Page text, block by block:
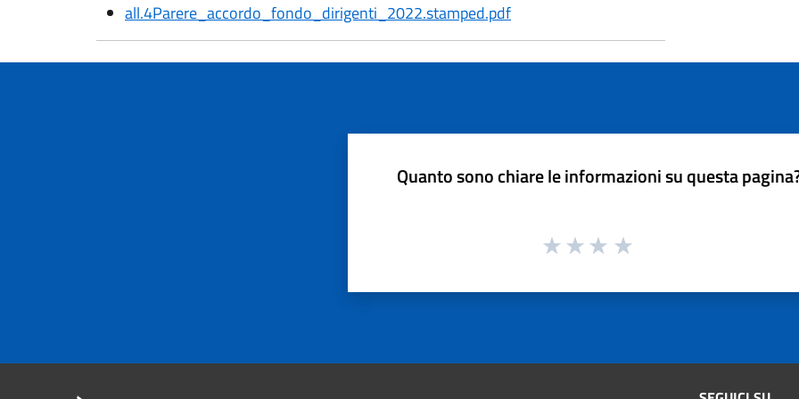
all.4Parere_accordo_fondo_dirigenti_2022.stamped.pdf
Quanto sono chiare le informazioni su questa